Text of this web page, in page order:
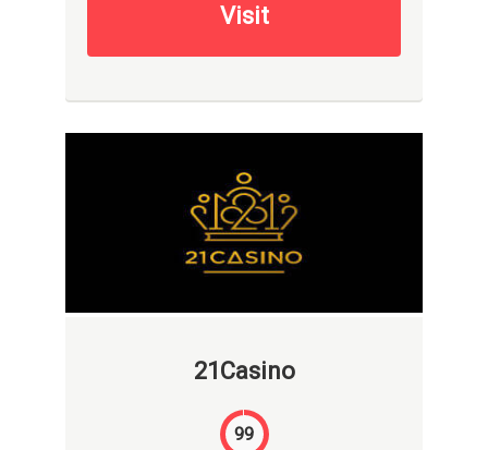
Visit
21Casino
99